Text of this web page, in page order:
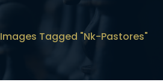
Images Tagged "nk-Pastores"